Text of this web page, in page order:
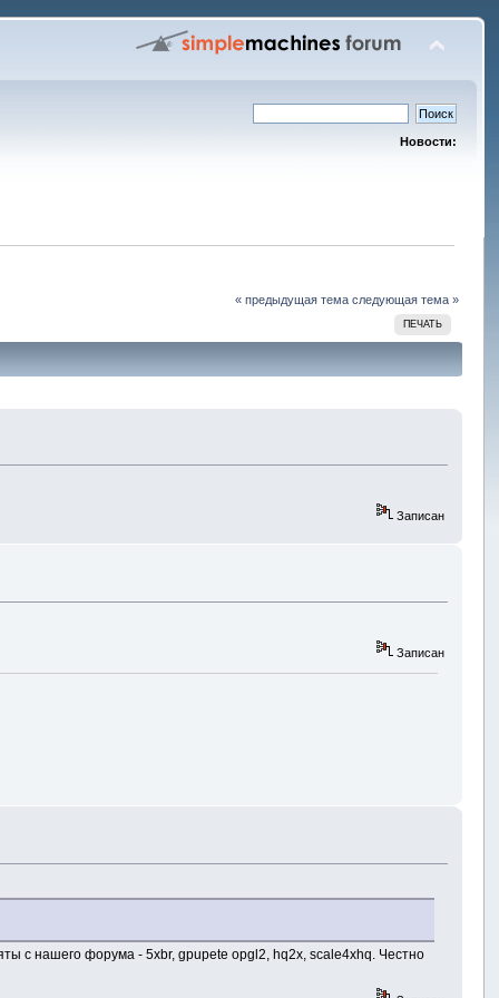
Новости:
« предыдущая тема следующая тема »
ПЕЧАТЬ
Записан
Записан
с нашего форума - 5xbr, gpupete opgl2, hq2x, scale4xhq. Честно